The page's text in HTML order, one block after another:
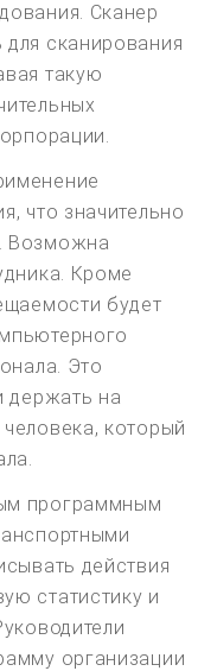
Сканер
сканирования
такую
что значительно
Возможна
Кроме
будет
Это
держать на
который
программным
действия
статистику и
организации